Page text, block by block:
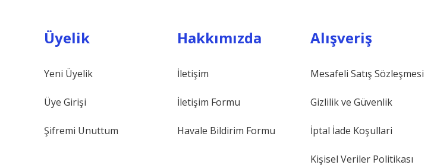
Üyelik
Yeni Üyelik
Üye Girişi
Şifremi Unuttum
Hakkımızda
İletişim
İletişim Formu
Havale Bildirim Formu
Alışveriş
Mesafeli Satış Sözleşmesi
Gizlilik ve Güvenlik
İptal İade Koşullari
Kişisel Veriler Politikası